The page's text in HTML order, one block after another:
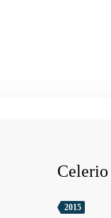
Celerio
2015